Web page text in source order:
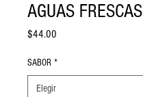
AGUAS FRESCAS
$44.00
SABOR *